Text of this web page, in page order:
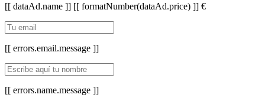
[[ dataAd.name ]] [[ formatNumber(dataAd.price) ]] €
[[ errors.email.message ]]
[[ errors.name.message ]]